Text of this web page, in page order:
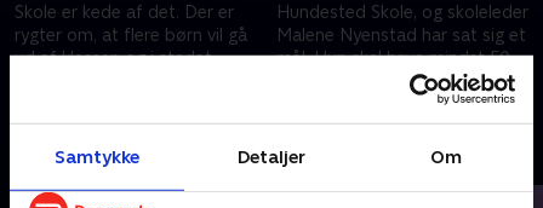
Samtykke Detaljer Om
Skole er kede af det. Der er
rygter om, at flere børn vil gå
ud af klassen og i stedet
Hundested Skole, og skoleleder
Malene Nyenstad har sat sig et
mål. Hun skal have mindst 50
børn i de nye 0.-klasser ved
24. marts 2022 • 39 min
Andre så også